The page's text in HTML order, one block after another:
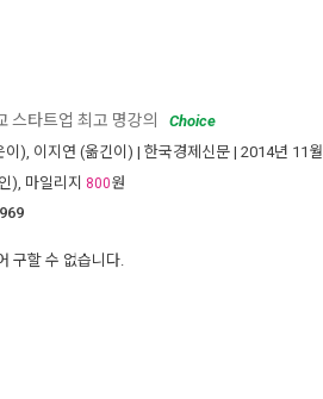
스타트업 최고 명강의
Choice
이), 이지연 (옮긴이) | 한국경제신문 | 2014년 11월
), 마일리지 800원
구할 수 없습니다.